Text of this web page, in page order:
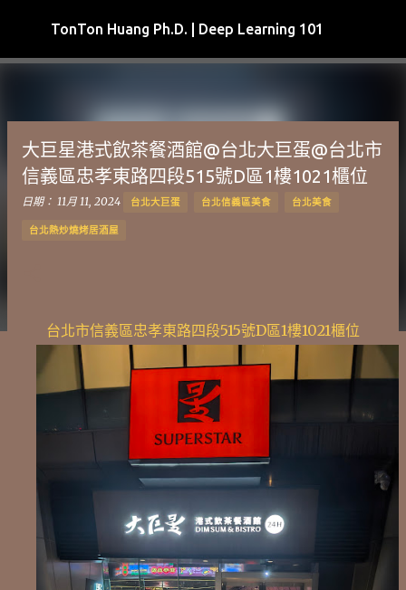
跳到主要內容
TonTon Huang Ph.D. | Deep Learning 101
大巨星港式飲茶餐酒館@台北大巨蛋@台北市
信義區忠孝東路四段515號D區1樓1021櫃位
日期： 11月 11, 2024 台北大巨蛋 台北信義區美食 台北美食
台北熱炒燒烤居酒屋
台北市信義區忠孝東路四段515號D區1樓1021櫃位